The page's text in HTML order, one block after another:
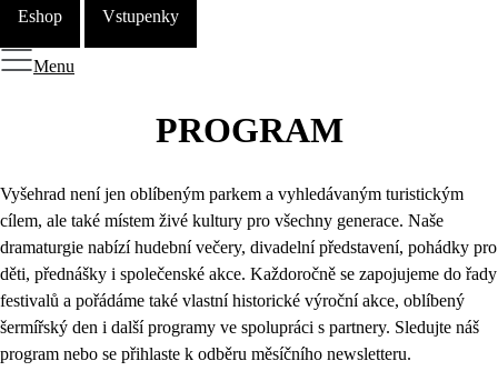
Eshop Vstupenky
Menu
PROGRAM
Vyšehrad není jen oblíbeným parkem a vyhledávaným turistickým
cílem, ale také místem živé kultury pro všechny generace. Naše
dramaturgie nabízí hudební večery, divadelní představení, pohádky pro
děti, přednášky i společenské akce. Každoročně se zapojujeme do řady
festivalů a pořádáme také vlastní historické výroční akce, oblíbený
šermířský den i další programy ve spolupráci s partnery. Sledujte náš
program nebo se přihlaste k odběru měsíčního newsletteru.